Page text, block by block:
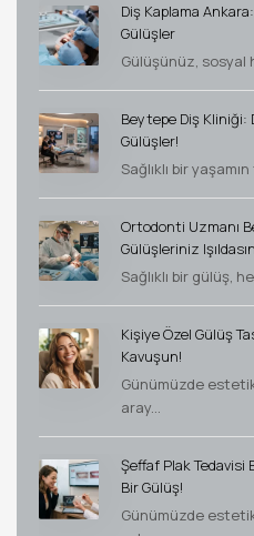
Diş Kaplama
Gülüşler
Gülüşünüz, sosyal
Beytepe Diş Kliniği:
Gülüşler!
Sağlıklı bir
Ortodonti Uzmanı
Gülüşleriniz
Sağlıklı bir gülüş,
Kişiye Özel Gülüş
Kavuşun!
Günümüzde
aray...
Şeffaf Plak
Bir Gülüş!
Günümüzde